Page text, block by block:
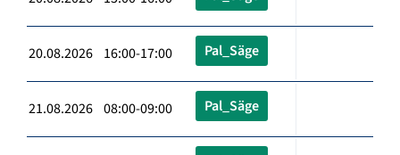
20.08.2026 16:00-17:00 Pal_Säge
21.08.2026 08:00-09:00 Pal_Säge